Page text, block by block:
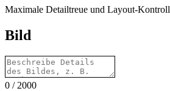
Maximale Detailtreue und Layout-
Bild
0 / 2000